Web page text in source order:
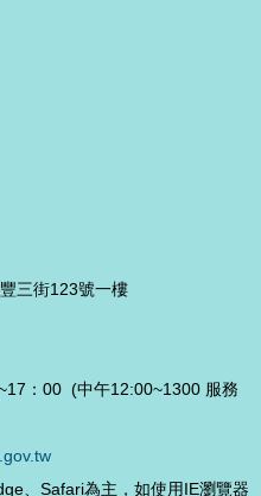
三街123號一樓
：00 (中午12:00~1300 服務
、Safari為主，如使用IE瀏覽器